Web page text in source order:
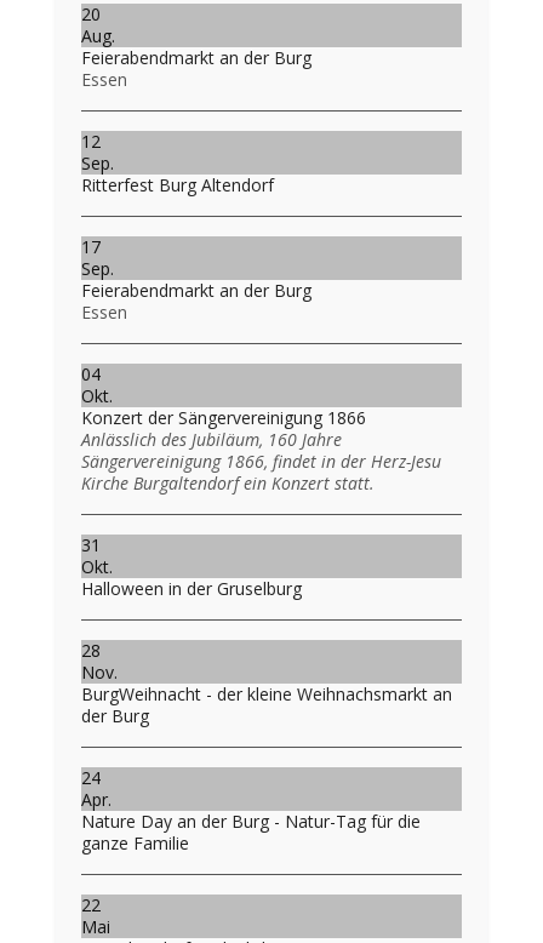
20
Aug.
Feierabendmarkt an der Burg
Essen
12
Sep.
Ritterfest Burg Altendorf
17
Sep.
Feierabendmarkt an der Burg
Essen
04
Okt.
Konzert der Sängervereinigung 1866
Anlässlich des Jubiläum, 160 Jahre
Sängervereinigung 1866, findet in der Herz-Jesu
Kirche Burgaltendorf ein Konzert statt.
31
Okt.
Halloween in der Gruselburg
28
Nov.
BurgWeihnacht - der kleine Weihnachsmarkt an
der Burg
24
Apr.
Nature Day an der Burg - Natur-Tag für die
ganze Familie
22
Mai